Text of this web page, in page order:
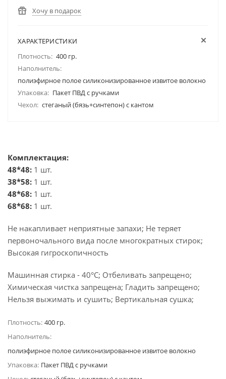
Хочу в подарок
ХАРАКТЕРИСТИКИ
Плотность: 400 гр.
Наполнитель:
полиэфирное полое силиконизированное извитое волокно
Упаковка: Пакет ПВД с ручками
Чехол: стеганый (бязь+синтепон) с кантом
Комплектация:
48*48: 1 шт.
38*58: 1 шт.
48*68: 1 шт.
68*68: 1 шт.
Не накапливает неприятные запахи; Не теряет
первоночального вида после многократных стирок;
Высокая гигроскопичность
Машинная стирка - 40°C; Отбеливать запрещено;
Химическая чистка запрещена; Гладить запрещено;
Нельзя выжимать и сушить; Вертикальная сушка;
Плотность: 400 гр.
Наполнитель:
полиэфирное полое силиконизированное извитое волокно
Упаковка: Пакет ПВД с ручками